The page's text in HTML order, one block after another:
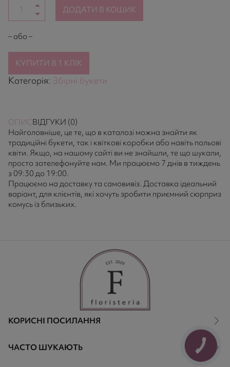
ДОДАТИ В КОШИК
– або –
КУПИТИ В 1 КЛІК
Категорія: Збірні букети
ОПИСВІДГУКИ (0)
Найголовніше, це те, що в каталозі можна знайти як
традиційні букети, так і квіткові коробки або навіть польові
квіти. Якщо, на нашому сайті ви не знайшли, те що шукали,
просто зателефонуйте нам. Ми працюємо 7 днів в тиждень
з 09:30 до 19:00.
Працюємо на доставку та самовивіз. Доставка ідеальний
варіант, для клієнтів, які хочуть зробити приємний сюрприз
комусь із близьких.
КОРИСНІ ПОСИЛАННЯ
ЧАСТО ШУКАЮТЬ КНОПКА
ЗВ'ЯЗКУ